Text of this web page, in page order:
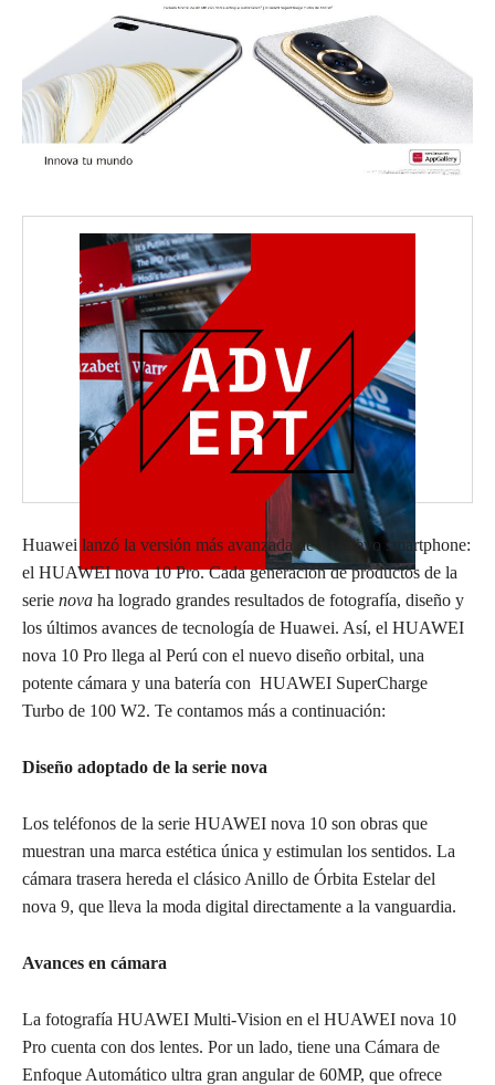
Huawei lanzó la versión más avanzada de su nuevo smartphone:
el HUAWEI nova 10 Pro. Cada generación de productos de la
serie nova ha logrado grandes resultados de fotografía, diseño y
los últimos avances de tecnología de Huawei. Así, el HUAWEI
nova 10 Pro llega al Perú con el nuevo diseño orbital, una
potente cámara y una batería con HUAWEI SuperCharge
Turbo de 100 W2. Te contamos más a continuación:
Diseño adoptado de la serie nova
Los teléfonos de la serie HUAWEI nova 10 son obras que
muestran una marca estética única y estimulan los sentidos. La
cámara trasera hereda el clásico Anillo de Órbita Estelar del
nova 9, que lleva la moda digital directamente a la vanguardia.
Avances en cámara
La fotografía HUAWEI Multi-Vision en el HUAWEI nova 10
Pro cuenta con dos lentes. Por un lado, tiene una Cámara de
Enfoque Automático ultra gran angular de 60MP, que ofrece